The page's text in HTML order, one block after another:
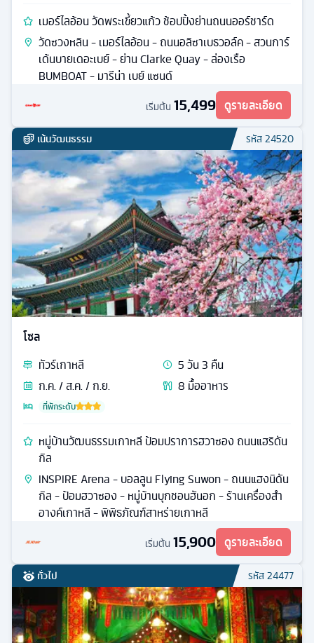
เมอร์ไลอ้อน วัดพระเขี้ยวแก้ว ช้อปปิ้งย่านถนนออร์ชาร์ด
วัดซวงหลิน - เมอร์ไลอ้อน - ถนนอลิซาเบธวอล์ค - สวนการ์
เด้นบายเดอะเบย์ - ย่าน Clarke Quay - ล่องเรือ
BUMBOAT - มารีน่า เบย์ แซนด์
เริ่มต้น 15,499 ดูรายละเอียด
เน้นวัฒนธรรม รหัส24520
โซล
ทัวร์เกาหลี 5วัน3 คืน
ก.ค. / ส.ค. / ก.ย.
8 มื้ออาหาร
ที่พักระดับ
หมู่บ้านวัฒนธรรมเกาหลี ป้อมปราการฮวาซอง ถนนแฮริดัน
กิล
INSPIRE Arena - บอลลูน Flying Suwon - ถนนแฮงนิดัน
กิล - ป้อมฮวาซอง - หมู่บ้านบุกชอนฮันอก - ร้านเครื่องสำ
อางค์เกาหลี - พิพิธภัณฑ์สาหร่ายเกาหลี
เริ่มต้น 15,900 ดูรายละเอียด
ทั่วไป รหัส24477